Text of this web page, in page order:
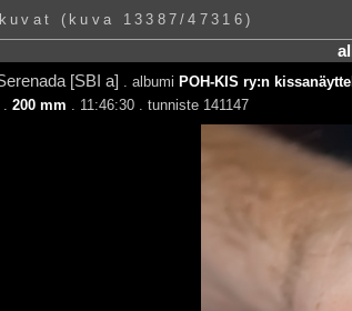
(kuva 13387/47316)
[SBI a]
. albumi POH-KIS ry:n
200 mm . 11:46:30 . tunniste 141147